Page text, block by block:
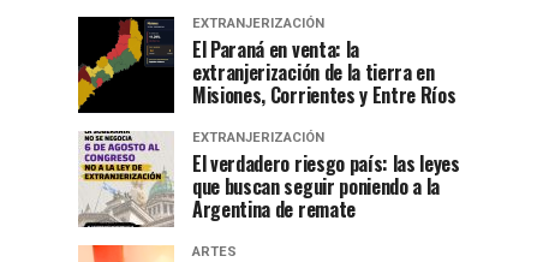
EXTRANJERIZACIÓN
El Paraná en venta: la
extranjerización de la tierra en
Misiones, Corrientes y Entre Ríos
EXTRANJERIZACIÓN
El verdadero riesgo país: las leyes
que buscan seguir poniendo a la
Argentina de remate
ARTES